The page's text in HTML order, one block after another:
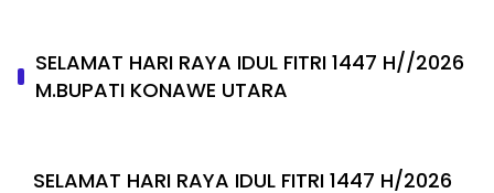
SELAMAT HARI RAYA IDUL FITRI 1447 H//2026
M.BUPATI KONAWE UTARA
SELAMAT HARI RAYA IDUL FITRI 1447 H/2026